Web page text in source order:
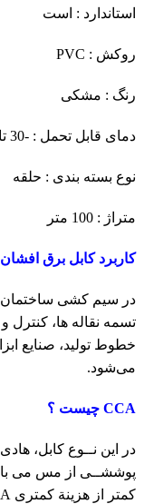
استاندارد : است
روکش : PVC
رنگ : مشکی
دمای قابل تحمل : -30 تا 70
نوع بسته بندی : حلقه
متراژ : 100 متر
کاربرد کابل برق افشان 2*1 تمام مس حلقه 100 متر :
در سیم کشی ساختمان
تسمه نقاله ها، کنترل
خطوط تولید، صنایع
می‌شود.
CCA چیست ؟
در این نــوع کابل،
پوششــی از مس می
کمتر از هزینة کمتری CCAهادی مســی خواهد داشت.